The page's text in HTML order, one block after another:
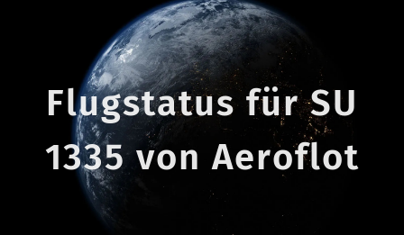
Flugstatus für SU
1335 von Aeroflot